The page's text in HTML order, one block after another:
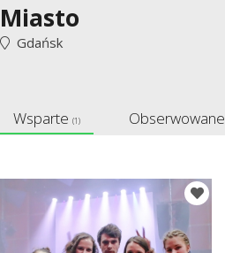
Miasto
Gdańsk
Wsparte (1) Obserwowane